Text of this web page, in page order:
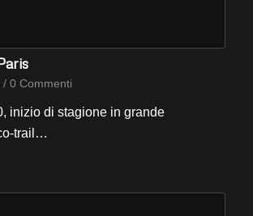
/ 0 Commenti
inizio di stagione in grande
trail…